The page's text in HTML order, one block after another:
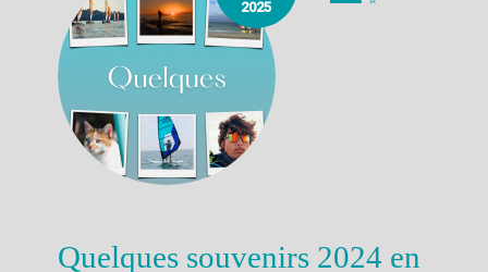
2025
Quelques souvenirs 2024 en